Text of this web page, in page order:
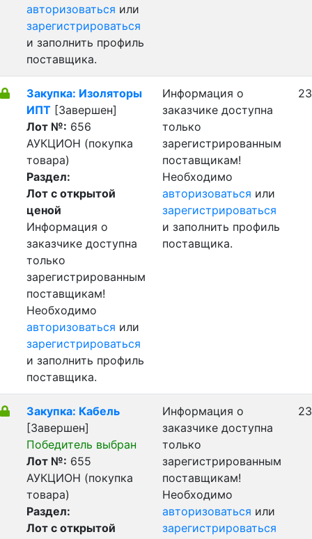
авторизоваться или
зарегистрироваться
и заполнить профиль
поставщика.
Закупка: Изоляторы
ИПТ [Завершен]
Лот №: 656
АУКЦИОН (покупка
товара)
Раздел:
Лот с открытой
ценой
Информация о
заказчике доступна
только
зарегистрированным
поставщикам!
Необходимо
авторизоваться или
зарегистрироваться
и заполнить профиль
поставщика.
Информация о
заказчике доступна
только
зарегистрированным
поставщикам!
Необходимо
авторизоваться или
зарегистрироваться
и заполнить профиль
поставщика.
Закупка: Кабель
[Завершен]
Победитель выбран
Лот №: 655
АУКЦИОН (покупка
товара)
Раздел:
Лот с открытой
Информация о
заказчике доступна
только
зарегистрированным
поставщикам!
Необходимо
авторизоваться или
зарегистрироваться